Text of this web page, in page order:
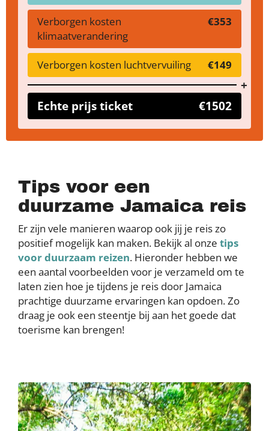
Verborgen kosten
klimaatverandering
€353
Verborgen kosten luchtvervuiling €149
Echte prijs ticket €1502
Tips voor een
duurzame Jamaica reis
Er zijn vele manieren waarop ook jij je reis zo
positief mogelijk kan maken. Bekijk al onze tips
voor duurzaam reizen. Hieronder hebben we
een aantal voorbeelden voor je verzameld om te
laten zien hoe je tijdens je reis door Jamaica
prachtige duurzame ervaringen kan opdoen. Zo
draag je ook een steentje bij aan het goede dat
toerisme kan brengen!
Image